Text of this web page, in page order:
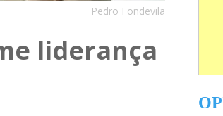
Pedro Fondevila
liderança